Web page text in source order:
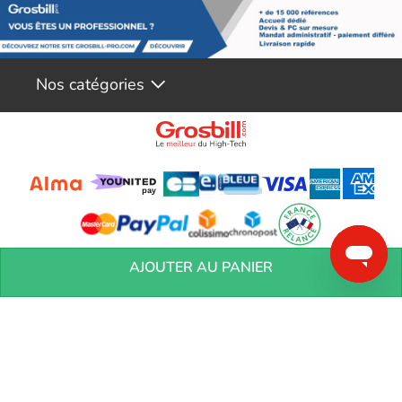
AJOUTER AU PANIER
Compatibilité polyvalente avec le socket AMD AM5
Norme de mémoire RAM DDR5 pour une vitesse de transfert de
données élevée
Design élégant et moderne
Taille ATX pour une compatibilité avec la plupart des boîtiers
Nos catégories
Conditions générales de réservation Conditions générales de vente
Mentions
Vos informations personnelles Préférences Cookies
Aide &